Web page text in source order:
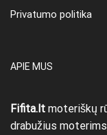
Privatumo politika
APIE MUS
Fifita.lt moteriškų
drabužius